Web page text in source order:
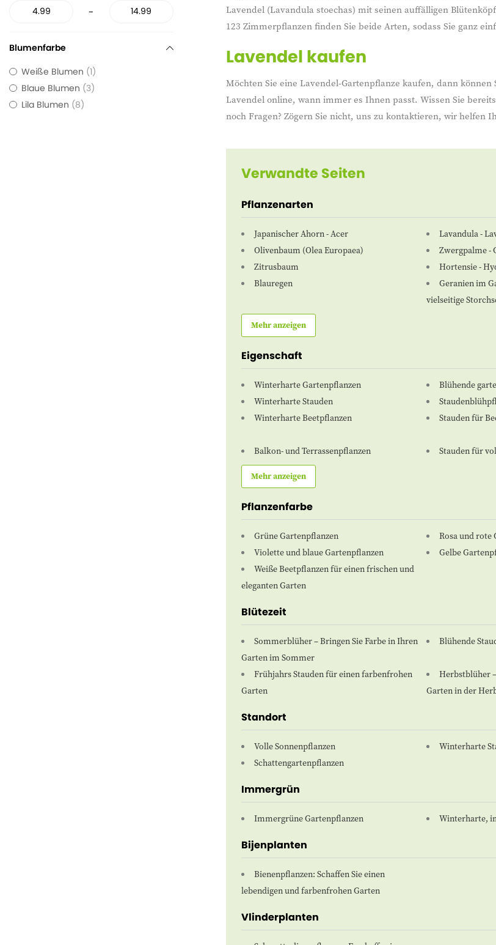
Lavendel (Lavandula stoechas) mit seinen auffälligen
123 Zimmerpflanzen finden Sie beide Arten, sodass Sie ganz
Lavendel kaufen
Möchten Sie eine Lavendel-Gartenpflanze kaufen, dann
Lavendel online, wann immer es Ihnen passt. Wissen Sie
noch Fragen? Zögern Sie nicht, uns zu kontaktieren, wir helfen
Verwandte Seiten
Pflanzenarten
Japanischer Ahorn - Acer Lavandula -
Olivenbaum (Olea Europaea)
Zwergpalme -
Zitrusbaum
Hortensie -
Blauregen
Geranien im
vielseitige
Mehr anzeigen
Eigenschaft
Winterharte Gartenpflanzen Blühende
Winterharte Stauden
Winterharte Beetpflanzen
Stauden für
Balkon- und Terrassenpflanzen
Stauden für
Mehr anzeigen
Pflanzenfarbe
Grüne Gartenpflanzen Rosa und rote
Violette und blaue Gartenpflanzen
Gelbe
Weiße Beetpflanzen für einen frischen und
eleganten Garten
Blütezeit
Sommerblüher – Bringen Sie Farbe in Ihren
Garten im Sommer
Blühende
Frühjahrs Stauden für einen farbenfrohen
Garten
Herbstblüher
Garten in der
Standort
Volle Sonnenpflanzen Winterharte
Schattengartenpflanzen
Immergrün
Immergrüne Gartenpflanzen Winterharte,
Bijenplanten
Bienenpflanzen: Schaffen Sie einen
lebendigen und farbenfrohen Garten
Vlinderplanten
-
Blumenfarbe
Weiße Blumen 1
Blaue Blumen 3
Lila Blumen 8